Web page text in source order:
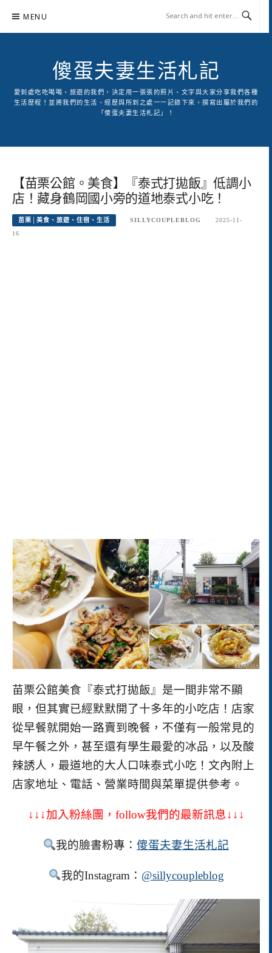
content
MENU
傻蛋夫妻生活札記
愛到處吃吃喝喝、旅遊的我們，決定用一張張的照片、文字與大家分享我們各種
生活歷程！並將我們的生活、經歷與所到之處一一記錄下來，撰寫出屬於我們的
「傻蛋夫妻生活札記」！
【苗栗公館。美食】『泰式打拋飯』低調小
店！藏身鶴岡國小旁的道地泰式小吃！
苗栗│美食、旅遊、住宿、生活 SILLYCOUPLEBLOG
2025-11-
16
苗栗公館美食『泰式打拋飯』是一間非常不顯
眼，但其實已經默默開了十多年的小吃店！店家
從早餐就開始一路賣到晚餐，不僅有一般常見的
早午餐之外，甚至還有學生最愛的冰品，以及酸
辣誘人，最道地的大人口味泰式小吃！ 文內附上
店家地址、電話、營業時間與菜單提供參考。
↓↓↓加入粉絲團，follow我們的最新訊息↓↓↓
我的臉書粉專：傻蛋夫妻生活札記
我的Instagram： @sillycoupleblog